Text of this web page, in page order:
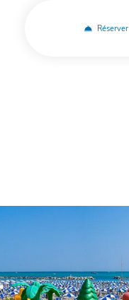
Réserver